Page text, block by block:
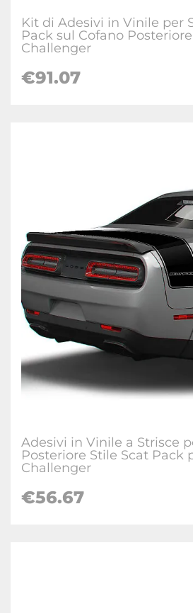
Kit di Adesivi in Vinile per
Pack sul Cofano
Challenger
€91.07
Adesivi in Vinile a Strisce
Posteriore Stile Scat Pack
Challenger
€56.67